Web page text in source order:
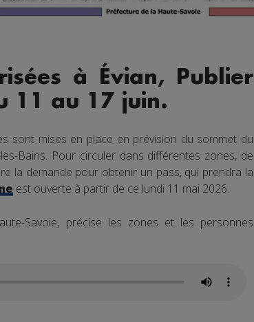
à Évian, Publier
11 au 17 juin.
sont mises en place en prévision du sommet du
Bains. Pour circuler dans différentes zones, de
la demande pour obtenir un pass, qui prendra la
est ouverte à partir de ce lundi 11 mai 2026.
Savoie, précise les zones et les personnes